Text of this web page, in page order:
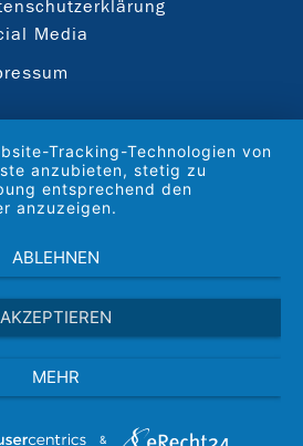
Media
Tracking-Technologien von
anzubieten, stetig zu
entsprechend den
anzuzeigen.
ABLEHNEN
AKZEPTIEREN
MEHR
&